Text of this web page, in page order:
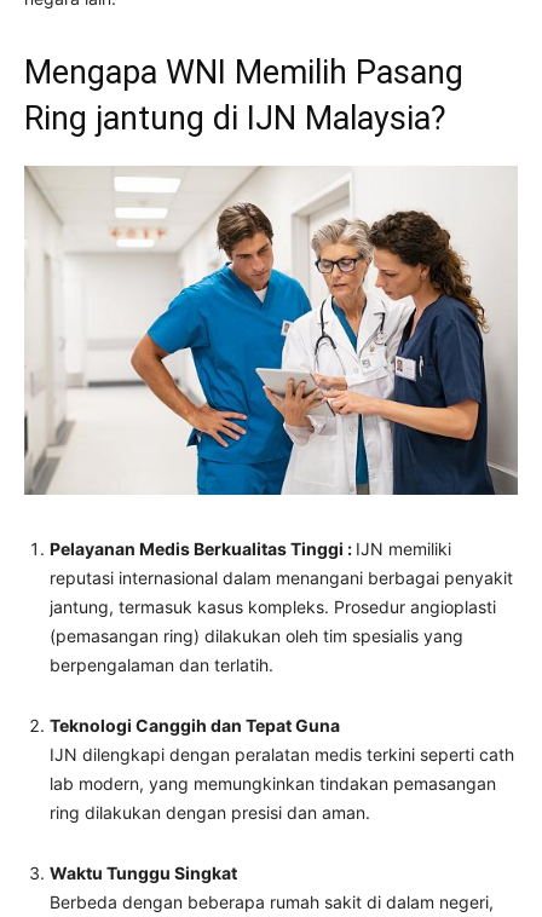
Mengapa WNI Memilih Pasang
Ring jantung di IJN Malaysia?
Pelayanan Medis Berkualitas Tinggi : IJN memiliki
reputasi internasional dalam menangani berbagai penyakit
jantung, termasuk kasus kompleks. Prosedur angioplasti
(pemasangan ring) dilakukan oleh tim spesialis yang
berpengalaman dan terlatih.
Teknologi Canggih dan Tepat Guna
IJN dilengkapi dengan peralatan medis terkini seperti cath
lab modern, yang memungkinkan tindakan pemasangan
ring dilakukan dengan presisi dan aman.
Waktu Tunggu Singkat
Berbeda dengan beberapa rumah sakit di dalam negeri,